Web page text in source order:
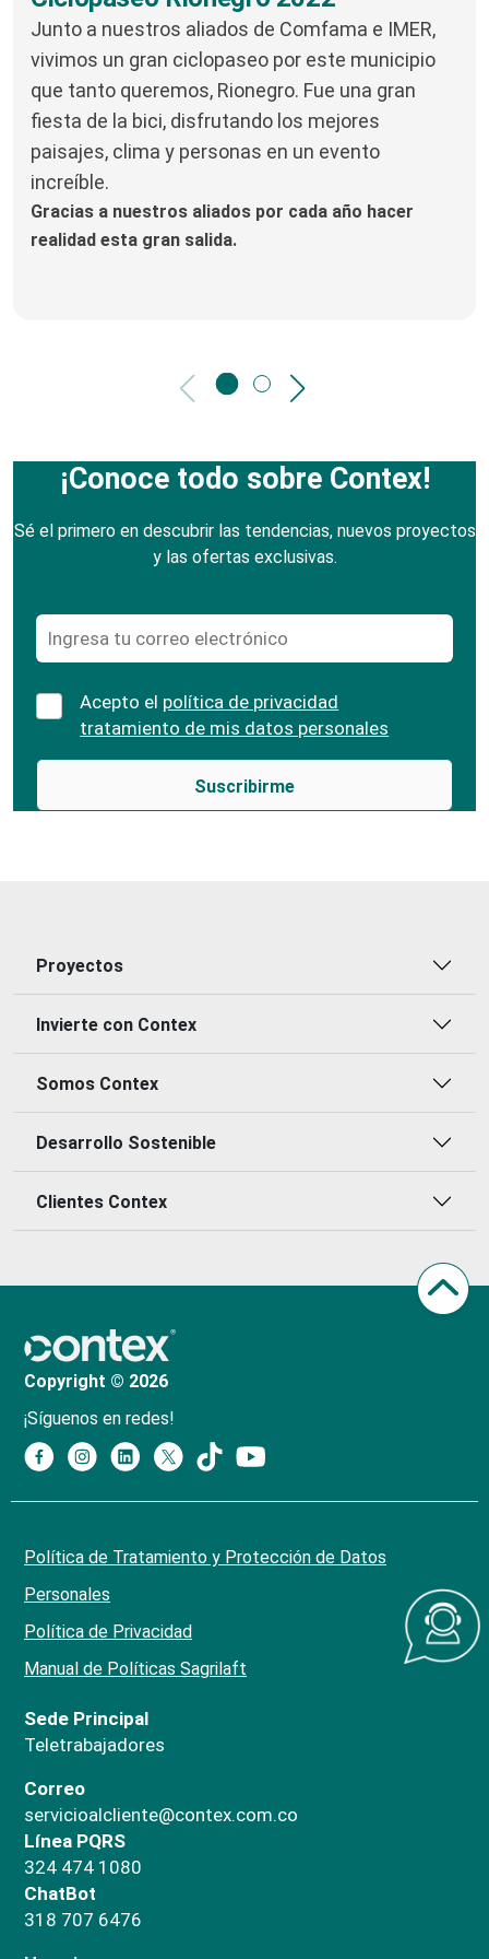
Junto a nuestros aliados de Comfama e IMER,
vivimos un gran ciclopaseo por este municipio
que tanto queremos, Rionegro. Fue una gran
fiesta de la bici, disfrutando los mejores
paisajes, clima y personas en un evento
increíble.
Gracias a nuestros aliados por cada año hacer
realidad esta gran salida.
¡Conoce todo sobre Contex!
Sé el primero en descubrir las tendencias, nuevos proyectos
y las ofertas exclusivas.
Acepto el política de privacidad
tratamiento de mis datos personales
Proyectos
Invierte con Contex
Somos Contex
Desarrollo Sostenible
Clientes Contex
Copyright © 2026
¡Síguenos en redes!
Política de Tratamiento y Protección de Datos
Personales
Política de Privacidad
Manual de Políticas Sagrilaft
Sede Principal
Teletrabajadores
Correo
servicioalcliente@contex.com.co
Línea PQRS
324 474 1080
ChatBot
318 707 6476